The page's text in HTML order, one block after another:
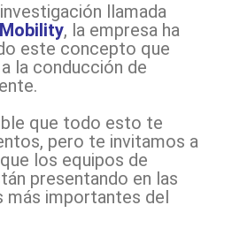
llamada
, la empresa ha
este concepto que
la conducción de
que todo esto te
pero te invitamos a
los equipos de
presentando en las
importantes del